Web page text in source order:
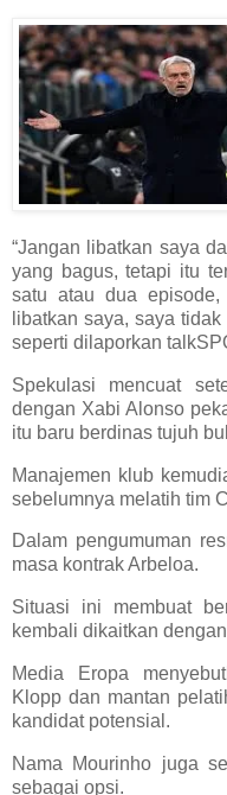
“Jangan libatkan saya
yang bagus, tetapi itu
satu atau dua
libatkan saya, saya
seperti dilaporkan
Spekulasi mencuat
dengan Xabi Alonso
itu baru berdinas tujuh
Manajemen klub
sebelumnya melatih tim
Dalam pengumuman
masa kontrak Arbeloa.
Situasi ini membuat
kembali dikaitkan
Media Eropa
Klopp dan mantan
kandidat potensial.
Nama Mourinho juga
sebagai opsi.